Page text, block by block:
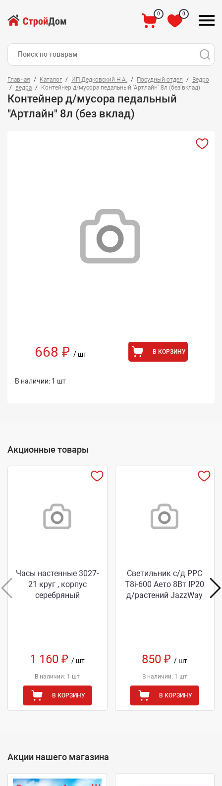
0 0
Главная Каталог ИП Дедковский Н.А. Посудный отдел
Ведро
ведра
Контейнер д/мусора педальный "Артлайн" 8л (без вклад)
Контейнер д/мусора педальный
"Артлайн" 8л (без вклад)
668 ₽ / шт В КОРЗИНУ
В наличии: 1 шт
Акционные товары
Часы настенные 3027-
21 круг , корпус
серебряный
1 160 ₽/ шт
В наличии: 1 шт
В КОРЗИНУ
Светильник с/д РРС
Т8i-600 Аето 8Вт IP20
д/растений JazzWay
850 ₽/ шт
В наличии: 1 шт
В КОРЗИНУ
Акции нашего магазина